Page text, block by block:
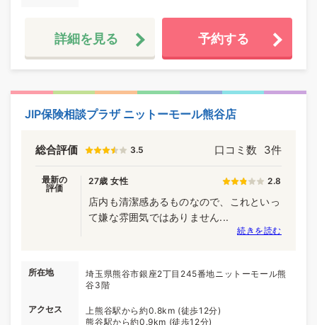
詳細を見る 予約する
JIP保険相談プラザ ニットーモール熊谷店
総合評価 3.5 口コミ数 3件
最新の
評価
27歳 女性 2.8
店内も清潔感あるものなので、これといっ
て嫌な雰囲気ではありません...
続きを読む
所在地
埼玉県熊谷市銀座2丁目245番地ニットーモール熊
谷3階
アクセス
上熊谷駅から約0.8km (徒歩12分)
熊谷駅から約0.9km (徒歩12分)